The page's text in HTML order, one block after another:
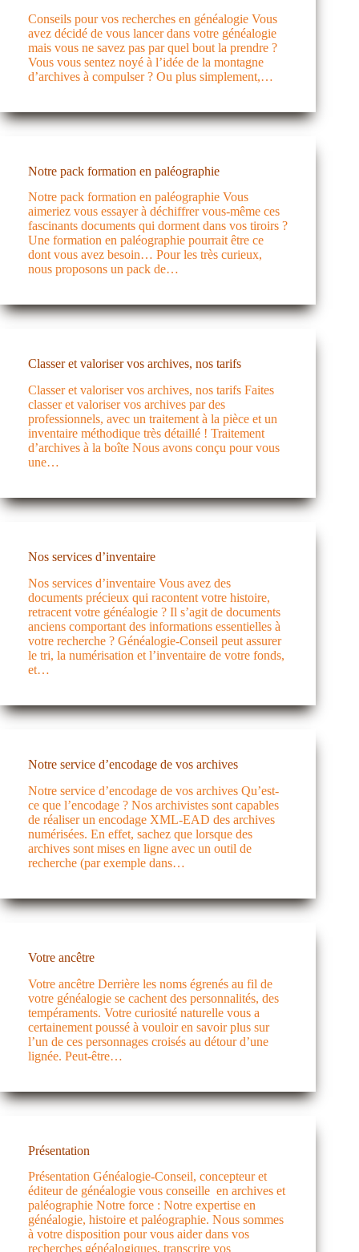
Conseils pour vos recherches en généalogie Vous
avez décidé de vous lancer dans votre généalogie
mais vous ne savez pas par quel bout la prendre ?
Vous vous sentez noyé à l’idée de la montagne
d’archives à compulser ? Ou plus simplement,…
Notre pack formation en paléographie
Notre pack formation en paléographie Vous
aimeriez vous essayer à déchiffrer vous-même ces
fascinants documents qui dorment dans vos tiroirs ?
Une formation en paléographie pourrait être ce
dont vous avez besoin… Pour les très curieux,
nous proposons un pack de…
Classer et valoriser vos archives, nos tarifs
Classer et valoriser vos archives, nos tarifs Faites
classer et valoriser vos archives par des
professionnels, avec un traitement à la pièce et un
inventaire méthodique très détaillé ! Traitement
d’archives à la boîte Nous avons conçu pour vous
une…
Nos services d’inventaire
Nos services d’inventaire Vous avez des
documents précieux qui racontent votre histoire,
retracent votre généalogie ? Il s’agit de documents
anciens comportant des informations essentielles à
votre recherche ? Généalogie-Conseil peut assurer
le tri, la numérisation et l’inventaire de votre fonds,
et…
Notre service d’encodage de vos archives
Notre service d’encodage de vos archives Qu’est-
ce que l’encodage ? Nos archivistes sont capables
de réaliser un encodage XML-EAD des archives
numérisées. En effet, sachez que lorsque des
archives sont mises en ligne avec un outil de
recherche (par exemple dans…
Votre ancêtre
Votre ancêtre Derrière les noms égrenés au fil de
votre généalogie se cachent des personnalités, des
tempéraments. Votre curiosité naturelle vous a
certainement poussé à vouloir en savoir plus sur
l’un de ces personnages croisés au détour d’une
lignée. Peut-être…
Présentation
Présentation Généalogie-Conseil, concepteur et
éditeur de généalogie vous conseille en archives et
paléographie Notre force : Notre expertise en
généalogie, histoire et paléographie. Nous sommes
à votre disposition pour vous aider dans vos
recherches généalogiques, transcrire vos